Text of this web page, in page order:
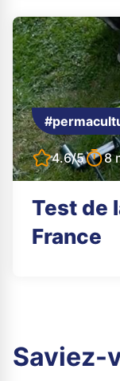
4.6/5 8
Test de
France
Saviez-